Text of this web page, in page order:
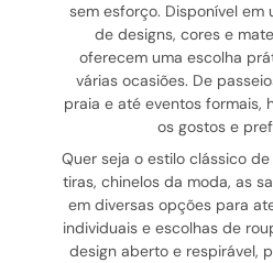
sem esforço. Disponível em
de designs, cores e
oferecem uma escolha
várias ocasiões. De
praia e até eventos formais,
os gostos e
Quer seja o estilo clássico
tiras, chinelos da moda, as
em diversas opções para
individuais e escolhas de
design aberto e respirável,